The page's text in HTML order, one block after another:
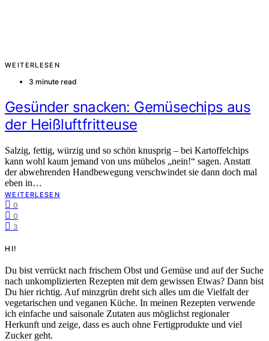
WEITERLESEN
3 minute read
Gesünder snacken: Gemüsechips aus
der Heißluftfritteuse
Salzig, fettig, würzig und so schön knusprig – bei Kartoffelchips
kann wohl kaum jemand von uns mühelos „nein!“ sagen. Anstatt
der abwehrenden Handbewegung verschwindet sie dann doch mal
eben in…
WEITERLESEN
0
0
3
HI!
Du bist verrückt nach frischem Obst und Gemüse und auf der Suche
nach unkomplizierten Rezepten mit dem gewissen Etwas? Dann bist
Du hier richtig. Auf minzgrün dreht sich alles um die Vielfalt der
vegetarischen und veganen Küche. In meinen Rezepten verwende
ich einfache und saisonale Zutaten aus möglichst regionaler
Herkunft und zeige, dass es auch ohne Fertigprodukte und viel
Zucker geht.